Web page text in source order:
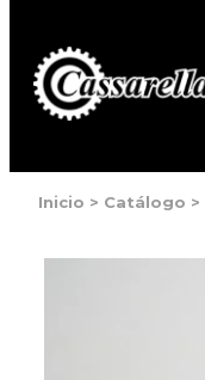
Inicio > Catálogo >